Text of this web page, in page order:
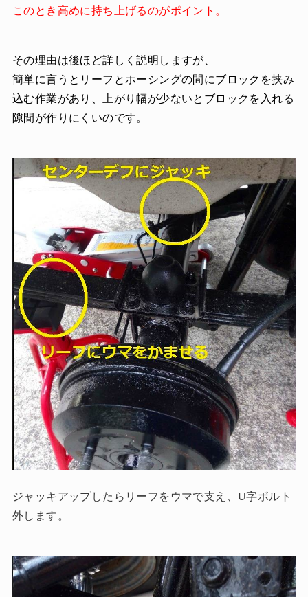
このとき高めに持ち上げるのがポイント。
その理由は後ほど詳しく説明しますが、
簡単に言うとリーフとホーシングの間にブロックを挟み
込む作業があり、上がり幅が少ないとブロックを入れる
隙間が作りにくいのです。
ジャッキアップしたらリーフをウマで支え、U字ボルト
外します。